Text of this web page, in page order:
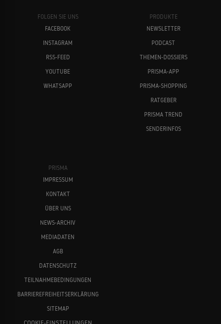
FOLGEN SIE UNS
FACEBOOK
INSTAGRAM
RSS-FEED
YOUTUBE
WHATSAPP
PRODUKTE
NEWSLETTER
PODCAST
THEMEN-DOSSIERS
PRISMA-APP
PRISMA-SHOPPING
RATGEBER
PRISMA TREND
SENDERINFOS
PRISMA
IMPRESSUM
KONTAKT
ÜBER UNS
NEWS-ARCHIV
MEDIADATEN
AGB
DATENSCHUTZ
TEILNAHMEBEDINGUNGEN
BARRIEREFREIHEITSERKLÄRUNG
SITEMAP